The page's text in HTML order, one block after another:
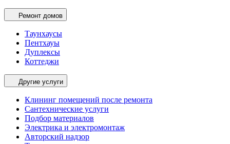
Ремонт домов
Таунхаусы
Пентхауы
Дуплексы
Коттеджи
Другие услуги
Клининг помещений после ремонта
Сантехнические услуги
Подбор материалов
Электрика и электромонтаж
Авторский надзор